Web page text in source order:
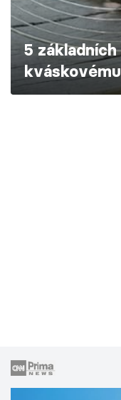
Recepty z TV
Speciál: Cuketa
Těhotnej
5